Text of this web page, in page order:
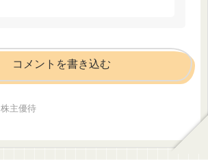
コメントを書き込む
株主優待